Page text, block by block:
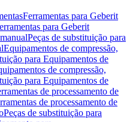
Ferramentas para Geberit
para Geberit
Peças de substituição para
Equipamentos de compressão,
para Equipamentos de
de compressão,
para Equipamentos de
de processamento de
de processamento de
Peças de substituição para